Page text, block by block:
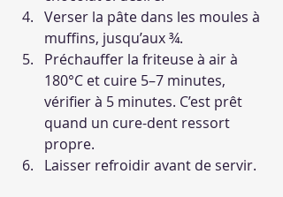
Verser la pâte dans les moules à
muffins, jusqu’aux ¾.
Préchauffer la friteuse à air à
180°C et cuire 5–7 minutes,
vérifier à 5 minutes. C’est prêt
quand un cure-dent ressort
propre.
Laisser refroidir avant de servir.